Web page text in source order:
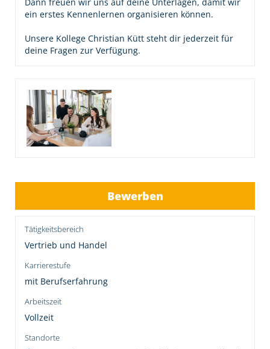
ein erstes Kennenlernen organisieren können.
Unsere Kollege Christian Kütt steht dir jederzeit für
deine Fragen zur Verfügung.
Bewerben
Tätigkeitsbereich
Vertrieb und Handel
Karrierestufe
mit Berufserfahrung
Arbeitszeit
Vollzeit
Standorte